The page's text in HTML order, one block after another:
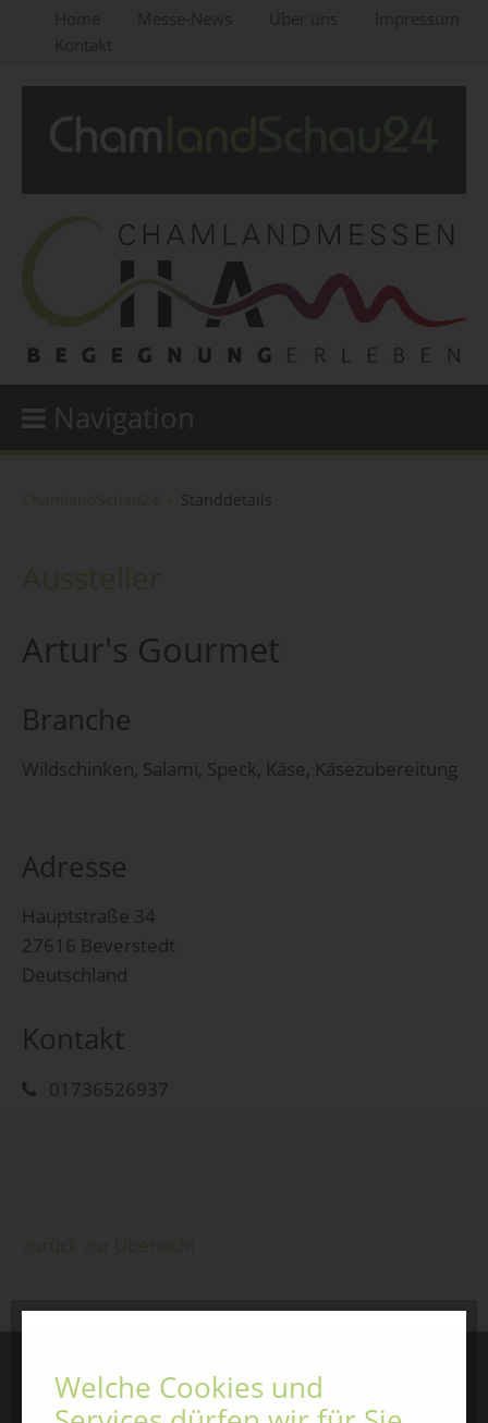
Navigation
Standdetails
Artur's Gourmet
Branche
Wildschinken, Salami, Speck, Käse, Käsezubereitung
Adresse
Hauptstraße 34
27616 Beverstedt
Deutschland
Kontakt
01736526937
CHAMLAND MESSEN
Welche Cookies und